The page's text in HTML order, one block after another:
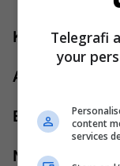
Kontakti:
Agjenti: Agan
Emaili:
Numri
Telegrafi
your
content
services